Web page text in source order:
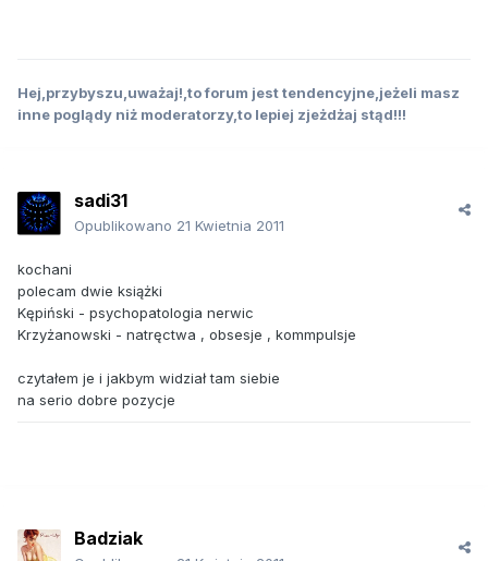
Hej,przybyszu,uważaj!,to forum jest tendencyjne,jeżeli masz
inne poglądy niż moderatorzy,to lepiej zjeżdżaj stąd!!!
sadi31
Opublikowano 21 Kwietnia 2011
kochani
polecam dwie książki
Kępiński - psychopatologia nerwic
Krzyżanowski - natręctwa , obsesje , kommpulsje
czytałem je i jakbym widział tam siebie
na serio dobre pozycje
Badziak